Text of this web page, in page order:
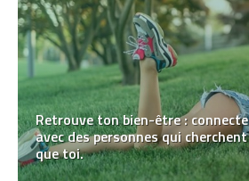
Retrouve ton bien-être :
avec des personnes qui
que toi.